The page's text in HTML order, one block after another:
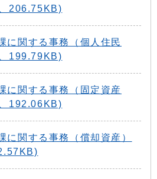
206.75KB)
に関する事務（個人住民
199.79KB)
に関する事務（固定資産
192.06KB)
に関する事務（償却資産）